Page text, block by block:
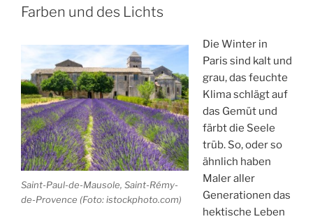
eine
Heißluftballon
über
der
Ardèche“
Farben und des Lichts
Saint-Paul-de-Mausole, Saint-Rémy-
de-Provence (Foto: istockphoto.com)
Die Winter in
Paris sind kalt und
grau, das feuchte
Klima schlägt auf
das Gemüt und
färbt die Seele
trüb. So, oder so
ähnlich haben
Maler aller
Generationen das
hektische Leben